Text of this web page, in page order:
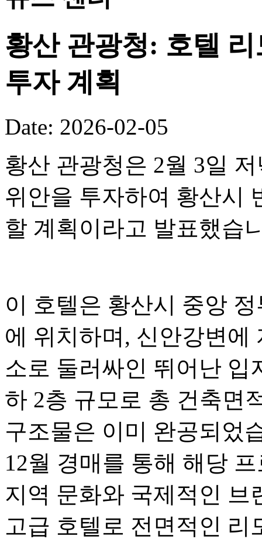
황산 관광청: 호텔
투자 계획
Date: 2026-02-05
황산 관광청은 2월 3일
위안을 투자하여 황산시
할 계획이라고 발표했습
이 호텔은 황산시 중앙
에 위치하며, 신안강변에
소로 둘러싸인 뛰어난 입
하 2층 규모로 총 건축면
구조물은 이미 완공되었
12월 경매를 통해 해당
지역 문화와 국제적인 브
고급 호텔로 전면적인